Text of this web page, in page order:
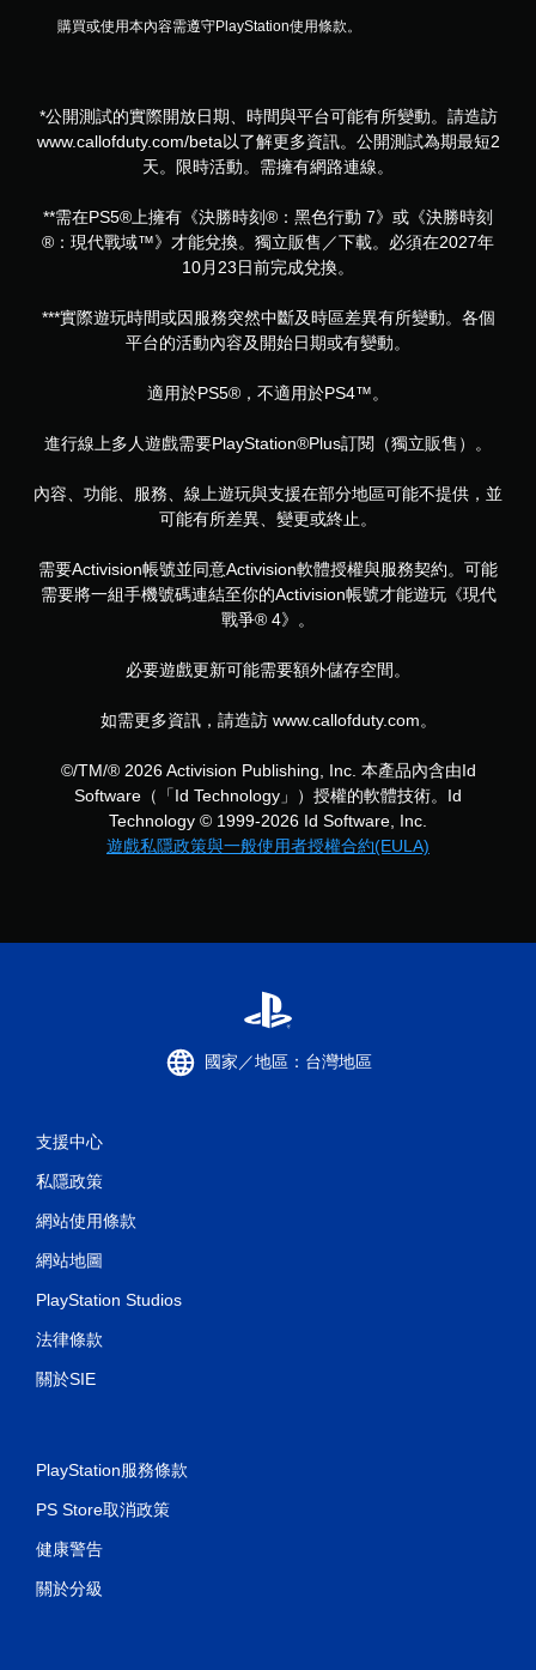
購買或使用本內容需遵守PlayStation使用條款。
*公開測試的實際開放日期、時間與平台可能有所變動。請造訪
www.callofduty.com/beta以了解更多資訊。公開測試為期最短2
天。限時活動。需擁有網路連線。
**需在PS5®上擁有《決勝時刻®：黑色行動 7》或《決勝時刻
®：現代戰域™》才能兌換。獨立販售／下載。必須在2027年
10月23日前完成兌換。
***實際遊玩時間或因服務突然中斷及時區差異有所變動。各個
平台的活動內容及開始日期或有變動。
適用於PS5®，不適用於PS4™。
進行線上多人遊戲需要PlayStation®Plus訂閱（獨立販售）。
內容、功能、服務、線上遊玩與支援在部分地區可能不提供，並
可能有所差異、變更或終止。
需要Activision帳號並同意Activision軟體授權與服務契約。可能
需要將一組手機號碼連結至你的Activision帳號才能遊玩《現代
戰爭® 4》。
必要遊戲更新可能需要額外儲存空間。
如需更多資訊，請造訪 www.callofduty.com。
©/TM/® 2026 Activision Publishing, Inc. 本產品內含由Id
Software（「Id Technology」）授權的軟體技術。Id
Technology © 1999-2026 Id Software, Inc.
遊戲私隱政策與一般使用者授權合約(EULA)
國家／地區：台灣地區
支援中心
私隱政策
網站使用條款
網站地圖
PlayStation Studios
法律條款
關於SIE
PlayStation服務條款
PS Store取消政策
健康警告
關於分級